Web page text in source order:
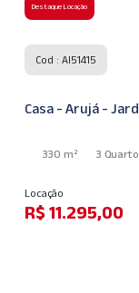
Destaque Locação
Cod : AI51415
Casa - Arujá -
330 m² 3 Quarto
Locação
R$ 11.295,00